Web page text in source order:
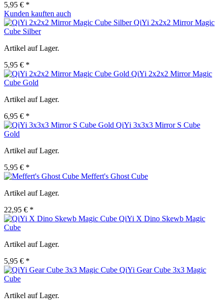
5,95 € *
Kunden kauften auch
QiYi 2x2x2 Mirror Magic
Cube Silber
Artikel auf Lager.
5,95 € *
QiYi 2x2x2 Mirror Magic
Cube Gold
Artikel auf Lager.
6,95 € *
QiYi 3x3x3 Mirror S Cube
Gold
Artikel auf Lager.
5,95 € *
Meffert's Ghost Cube
Artikel auf Lager.
22,95 € *
QiYi X Dino Skewb Magic
Cube
Artikel auf Lager.
5,95 € *
QiYi Gear Cube 3x3 Magic
Cube
Artikel auf Lager.